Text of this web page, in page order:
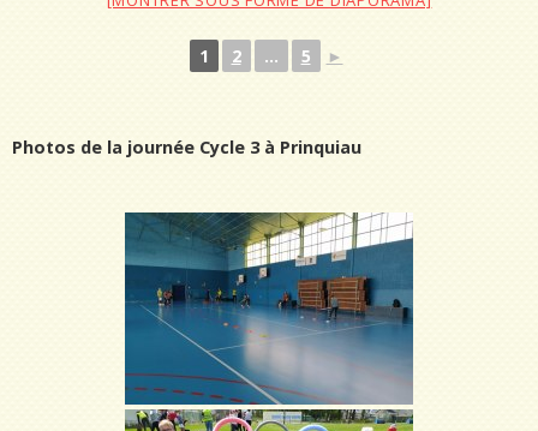
1 2 ... 5 ►
Photos de la journée Cycle 3 à Prinquiau